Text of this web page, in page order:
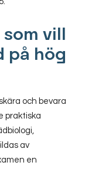
vill
på hög
och bevara
praktiska
av
en